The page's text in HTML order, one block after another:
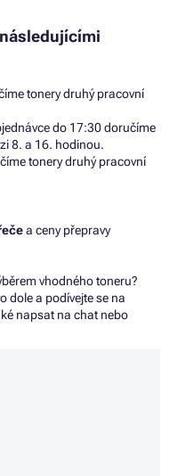
tonery druhý pracovní
do 17:30 doručíme
8. a 16. hodinou.
tonery druhý pracovní
a ceny přepravy
vhodného toneru?
dole a podívejte se na
napsat na chat nebo